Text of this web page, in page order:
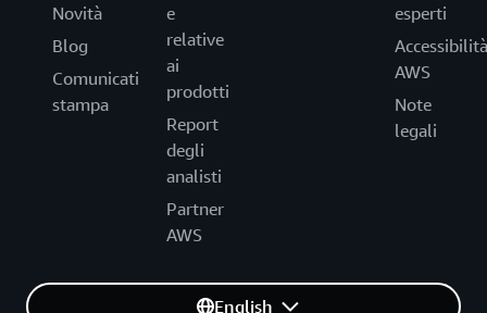
Novità
Blog
Comunicati
stampa
e
relative
ai
prodotti
Report
degli
analisti
Partner
AWS
esperti
Accessibilità
AWS
Note
legali
English